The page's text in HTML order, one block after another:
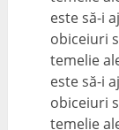
este să-i
obiceiuri
temelie
este să-i
obiceiuri
temelie